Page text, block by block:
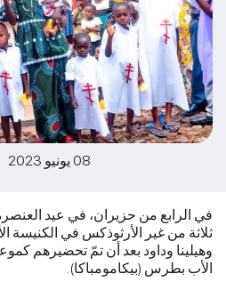
08 يونيو 2023 20:09
في الرابع من حزيران، في عيد
ثلاثة من غير الأرثوذكس في
وهيلينا وداود بعد أن تمّ تحضيرهم
الأب بطرس (بيكامومباكا).